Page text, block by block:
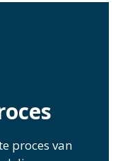
proces van